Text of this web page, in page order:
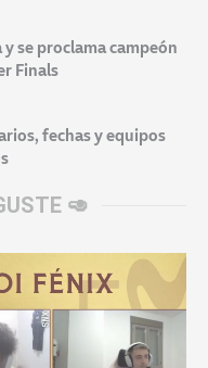
se proclama campeón
Finals
fechas y equipos
🥑